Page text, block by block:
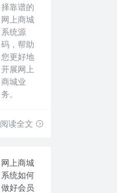
择靠谱的
网上商城
系统源
码，帮助
您更好地
开展网上
商城业
务。
阅读全文
网上商城
系统如何
做好会员